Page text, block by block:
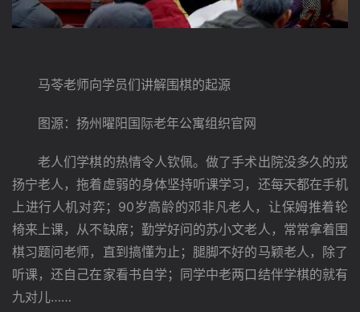
马苓老师向学员们讲解围棋的起源
图源：扬州曜阳国际老年公寓组织官网
老人们学棋的热情令人钦佩。做了手术出院没多久的戎
扬宁老人，拖着虚弱的身体坚持听课学习，还每天都在手机
上进行人机对弈；90岁高龄的邓非凡老人，让保姆推着轮
椅来上课，从不缺席；勤学好问的苏小文老人，常常拿着围
棋习题问老师，直到搞懂为止；腿脚不好的马颖老人，除了
听课，还自己在家看书自学；同学中老两口结伴学棋的就有
九对儿……